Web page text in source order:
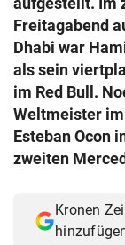
Muthgasse 2,
Freitagabend
Dhabi war
als sein
im Red Bull.
Weltmeister
Esteban Ocon
zweiten
Kronen